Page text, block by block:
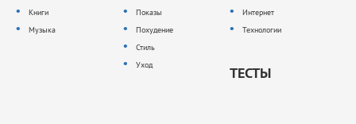
Книги
Музыка
Показы
Похудение
Стиль
Уход
Интернет
Технологии
ТЕСТЫ